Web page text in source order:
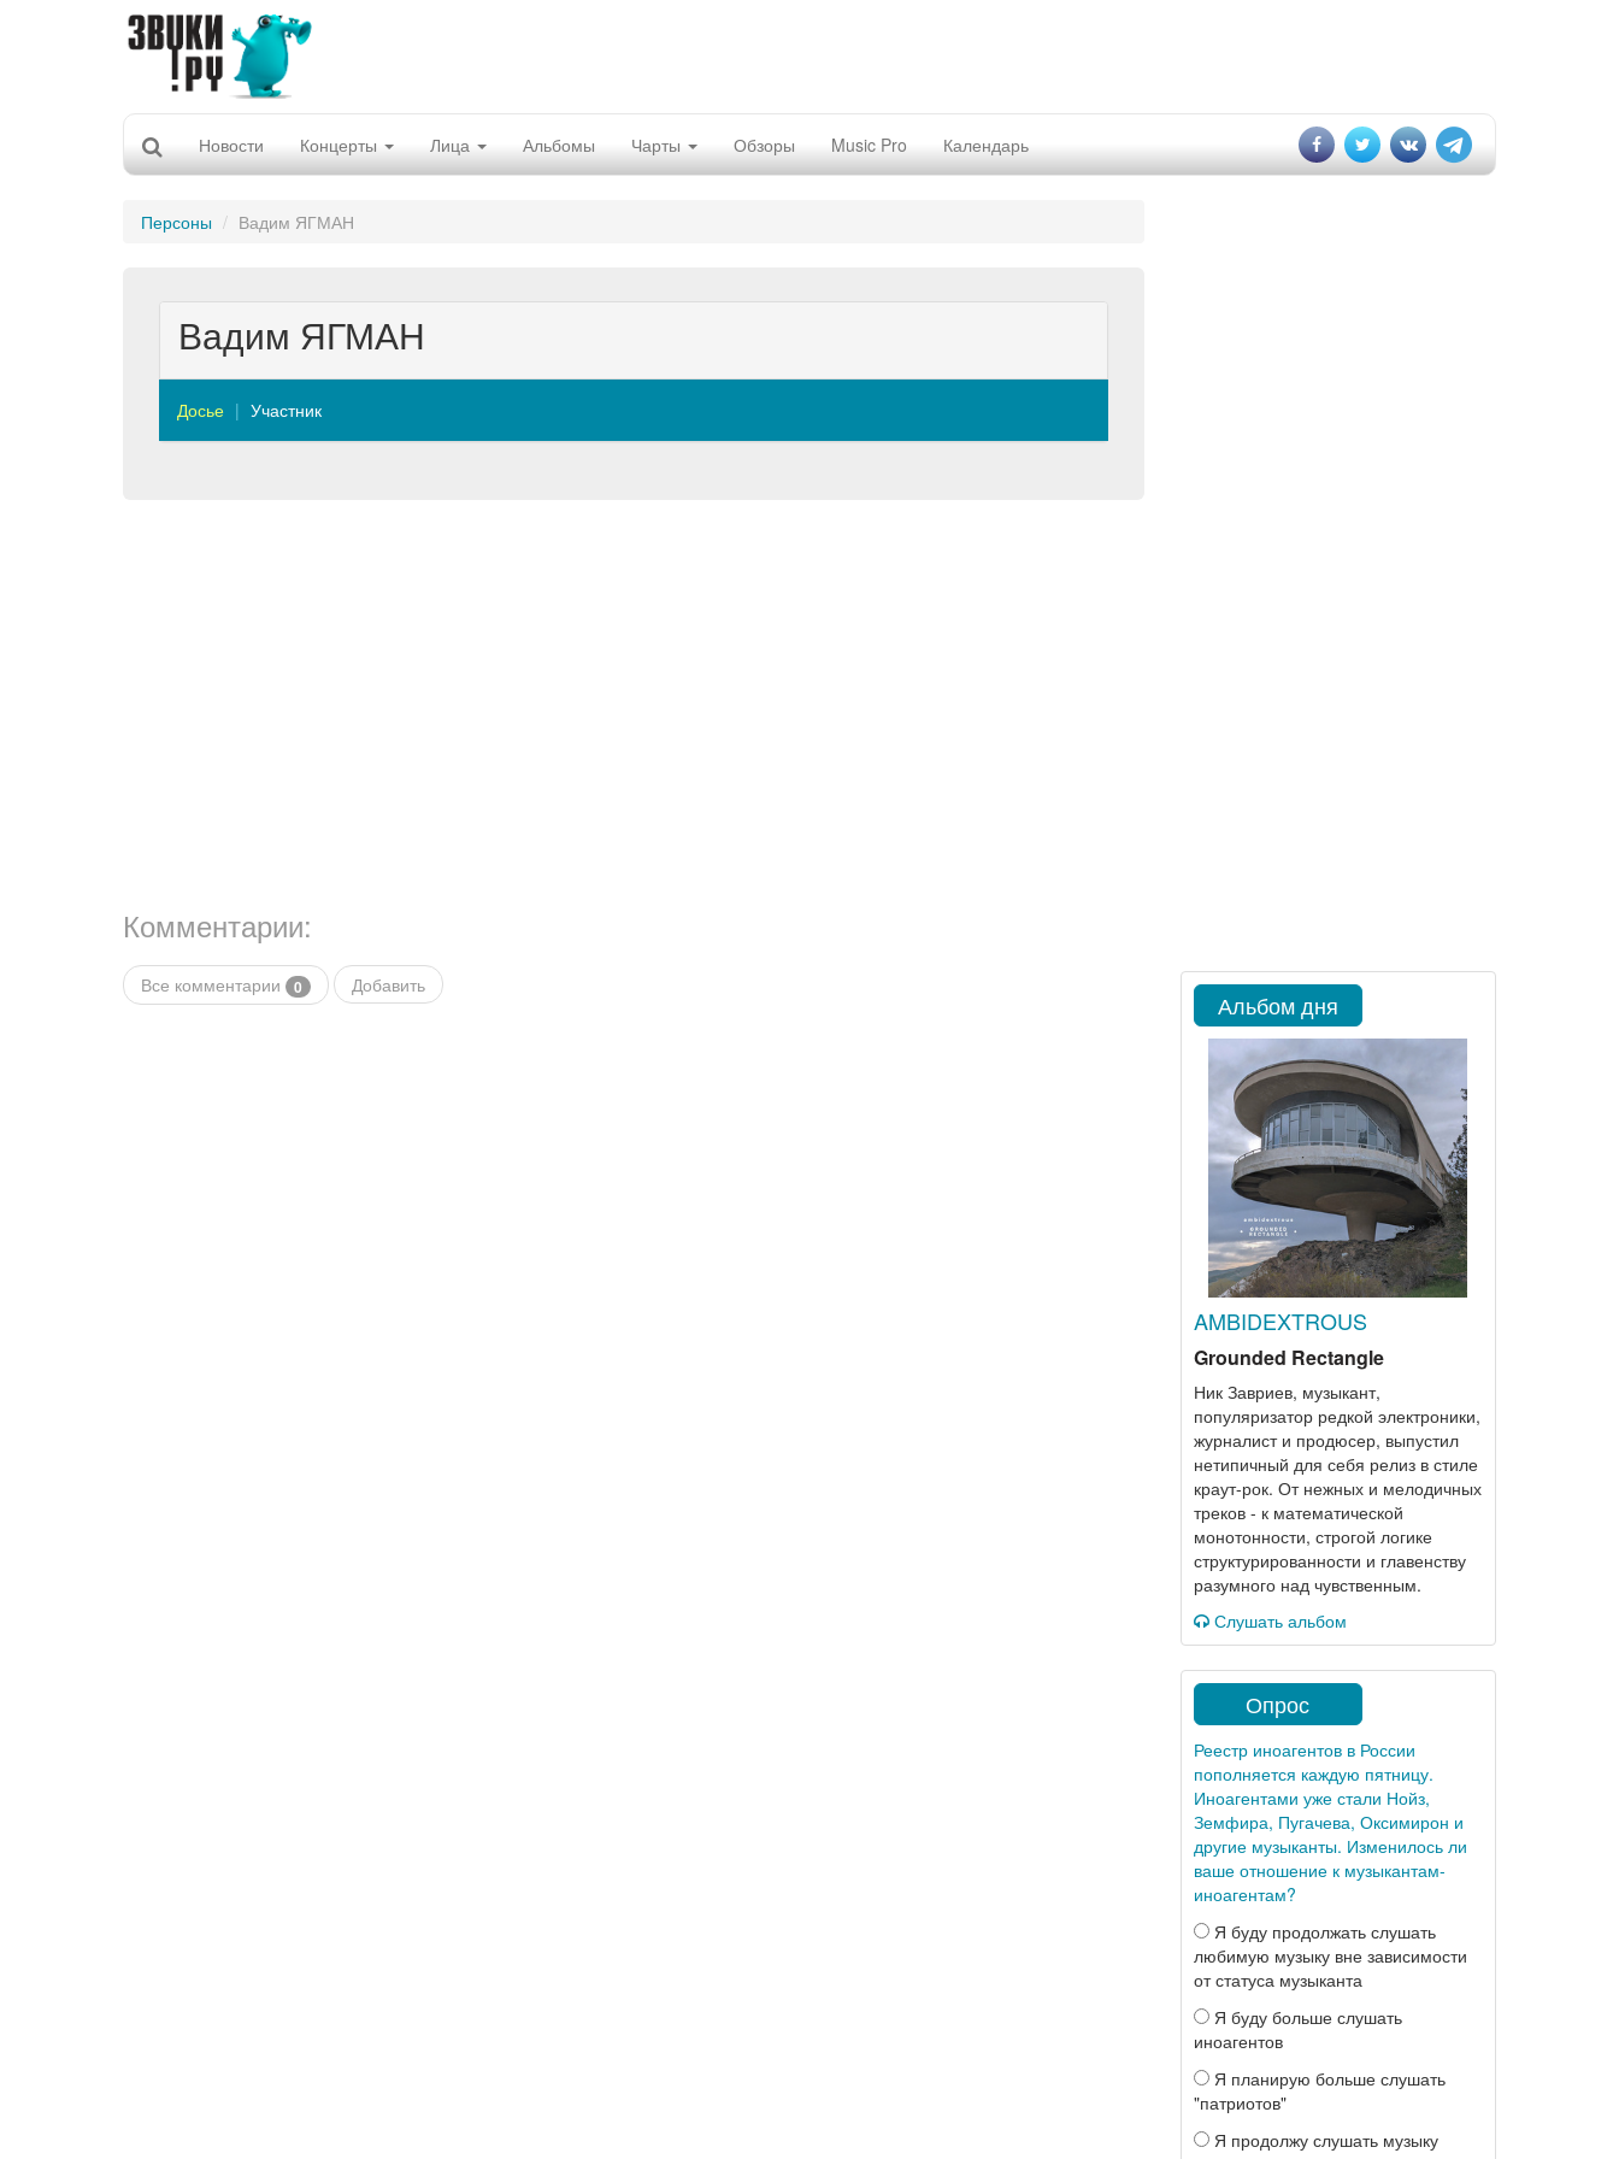
Новости Концерты Лица Альбомы Чарты Обзоры Music Pro Календарь
Персоны Вадим ЯГМАН
Вадим ЯГМАН
Досье Участник
Комментарии:
Все комментарии 0 Добавить
Альбом дня
AMBIDEXTROUS
Grounded Rectangle
Ник Завриев, музыкант,
популяризатор редкой электроники,
журналист и продюсер, выпустил
нетипичный для себя релиз в стиле
краут-рок. От нежных и мелодичных
треков - к математической
монотонности, строгой логике
структурированности и главенству
разумного над чувственным.
Слушать альбом
Опрос
Реестр иноагентов в России
пополняется каждую пятницу.
Иноагентами уже стали Нойз,
Земфира, Пугачева, Оксимирон и
другие музыканты. Изменилось ли
ваше отношение к музыкантам-
иноагентам?
Я буду продолжать слушать
любимую музыку вне зависимости
от статуса музыканта
Я буду больше слушать
иноагентов
Я планирую больше слушать
"патриотов"
Я продолжу слушать музыку